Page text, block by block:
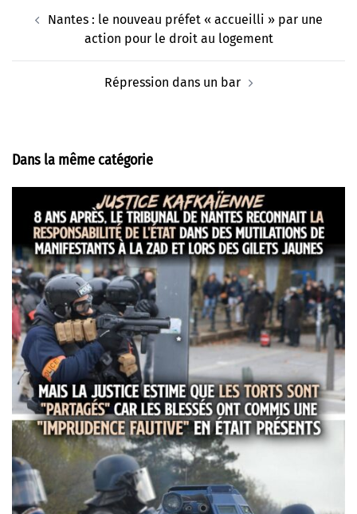
d’articleNantes : le nouveau préfet « accueilli » par une
action pour le droit au logement
Répression dans un bar
Dans la même catégorie